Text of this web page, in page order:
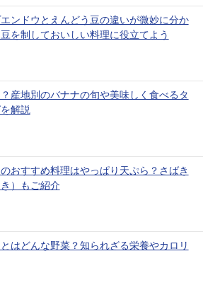
ンドウとえんどう豆の違いが微妙に分か
を制しておいしい料理に役立てよう
産地別のバナナの旬や美味しく食べるタ
解説
おすすめ料理はやっぱり天ぷら？さばき
）もご紹介
はどんな野菜？知られざる栄養やカロリ